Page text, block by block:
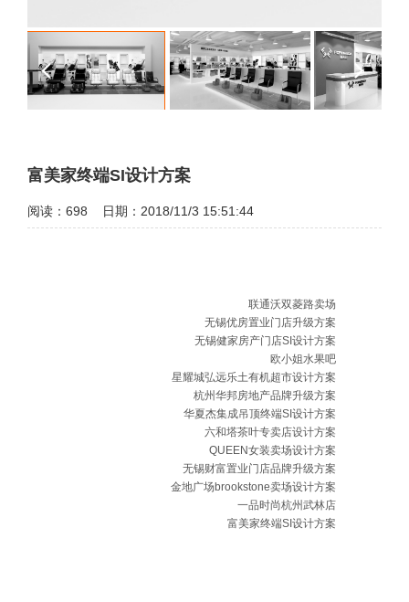
富美家终端SI设计方案
阅读： 698 日期：2018/11/3 15:51:44
联通沃双菱路卖场
无锡优房置业门店升级方案
无锡健家房产门店SI设计方案
欧小姐水果吧
星耀城弘远乐土有机超市设计方案
杭州华邦房地产品牌升级方案
华夏杰集成吊顶终端SI设计方案
六和塔茶叶专卖店设计方案
QUEEN女装卖场设计方案
无锡财富置业门店品牌升级方案
金地广场brookstone卖场设计方案
一品时尚杭州武林店
富美家终端SI设计方案